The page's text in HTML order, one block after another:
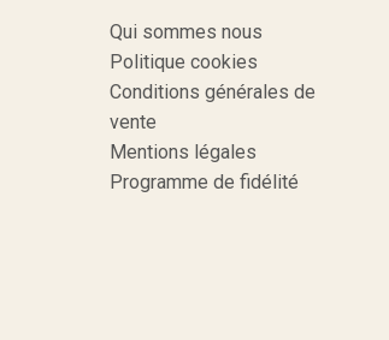
Qui sommes nous
Politique cookies
Conditions générales de
vente
Mentions légales
Programme de fidélité